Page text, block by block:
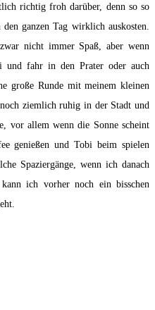
richtig froh darüber, denn so so
ganzen Tag wirklich auskosten.
nicht immer Spaß, aber wenn
und fahr in den Prater oder auch
große Runde mit meinem kleinen
ziemlich ruhig in der Stadt und
vor allem wenn die Sonne scheint
genießen und Tobi beim spielen
Spaziergänge, wenn ich danach
ich vorher noch ein bisschen